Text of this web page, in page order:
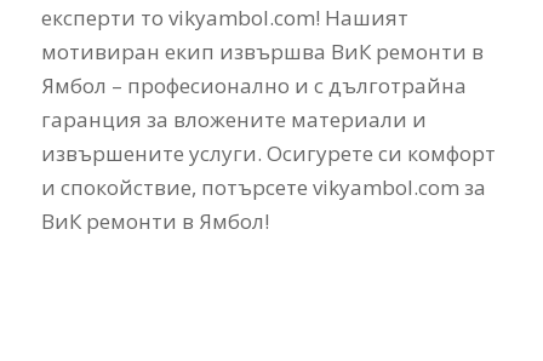
експерти то vikyambol.com! Нашият
мотивиран екип извършва ВиК ремонти в
Ямбол – професионално и с дълготрайна
гаранция за вложените материали и
извършените услуги. Осигурете си комфорт
и спокойствие, потърсете vikyambol.com за
ВиК ремонти в Ямбол!